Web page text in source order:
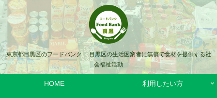
東京都目黒区のフードバンク 目黒区の生活困窮者に無償で食材を提供する社
会福祉活動
HOME 利用したい方